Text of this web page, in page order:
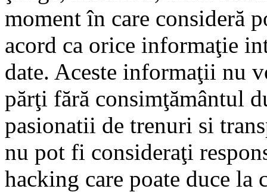
moment în care consideră
acord ca orice informaţie
date. Aceste informaţii nu
părţi fără consimţământul
pasionatii de trenuri si
nu pot fi consideraţi
hacking care poate duce la